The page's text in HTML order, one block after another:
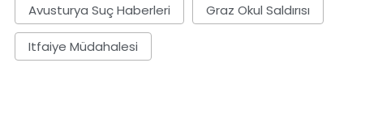
Avusturya Suç Haberleri Graz Okul Saldırısı
Itfaiye Müdahalesi